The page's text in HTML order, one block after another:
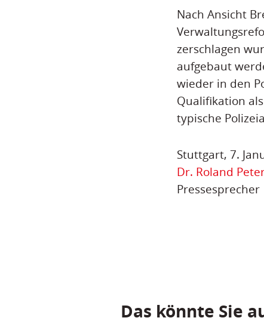
Nach Ansicht
zerschlagen
aufgebaut
wieder in den
Qualifikation
typische
Stuttgart, 7.
Dr. Roland
Pressesprecher
Das könnte Sie